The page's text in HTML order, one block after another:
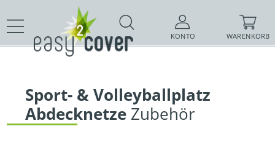
KONTO WARENKORB
Sport- & Volleyballplatz
Abdecknetze Zubehör